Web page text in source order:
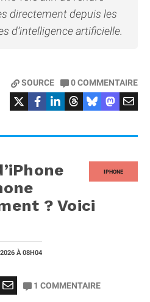
directement depuis les
d’intelligence artificielle.
SOURCE 0COMMENTAIRE
IPHONE
? Voici
À 08H04
1 COMMENTAIRE